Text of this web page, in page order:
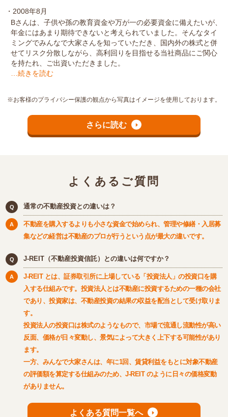
・2008年8月
Bさんは、子供や孫の教育資金や万が一の必要資金に備えたいが、
年金にはあまり期待できないと考えられていました。そんなタイ
ミングでみんなで大家さんを知っていただき、国内外の株式と併
せてリスク分散しながら、高利回りを目指せる当社商品にご関心
を持たれ、ご出資いただきました。
…続きを読む
※お客様のプライバシー保護の観点から写真はイメージを使用しております。
さらに読む
よくあるご質問
通常の不動産投資との違いは？
不動産を購入するよりも小さな資金で始められ、管理や修繕・入居募
集などの経営は不動産のプロが行うという点が最大の違いです。
J-REIT（不動産投資信託）との違いは何ですか？
J-REIT とは、証券取引所に上場している「投資法人」の投資口を購
入する仕組みです。投資法人とは不動産に投資するための一種の会社
であり、投資家は、不動産投資の結果の収益を配当として受け取りま
す。
投資法人の投資口は株式のようなもので、市場で流通し流動性が高い
反面、価格が日々変動し、景気によって大きく上下する可能性があり
ます。
一方、みんなで大家さんは、年に1回、賃貸利益をもとに対象不動産
の評価額を算定する仕組みのため、J-REIT のように日々の価格変動
がありません。
よくある質問一覧へ